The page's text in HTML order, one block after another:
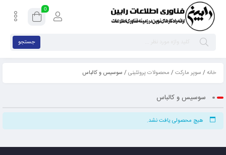
0
جستجو
خانه/ سوپر مارکت/ محصولات پروتئینی/ سوسیس و کالباس
سوسیس و کالباس
هیچ محصولی یافت نشد.